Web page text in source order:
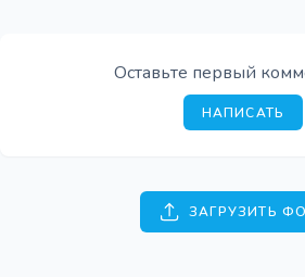
Оставьте первый
НАПИСАТЬ
ЗАГРУЗИТЬ